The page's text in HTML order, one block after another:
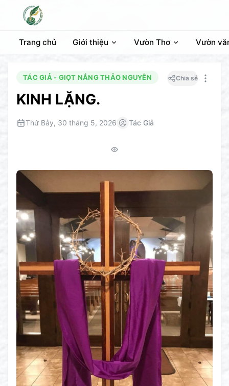
Trang chủ Giới thiệu Vườn Thơ Vườn
TÁC GIẢ - GIỌT NẮNG THẢO NGUYÊN
KINH LẶNG.
Chia sẻ
Thứ Bảy, 30 tháng 5, 2026 Tác Giả